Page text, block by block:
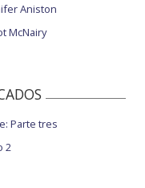
Aniston
McNairy
Parte tres
2